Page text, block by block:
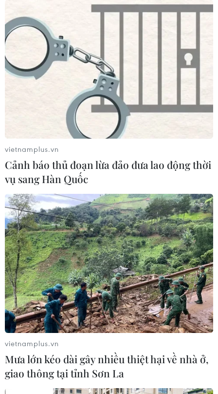
vietnamplus.vn
Cảnh báo thủ đoạn lừa đảo đưa lao động thời
vụ sang Hàn Quốc
vietnamplus.vn
Mưa lớn kéo dài gây nhiều thiệt hại về nhà ở,
giao thông tại tỉnh Sơn La